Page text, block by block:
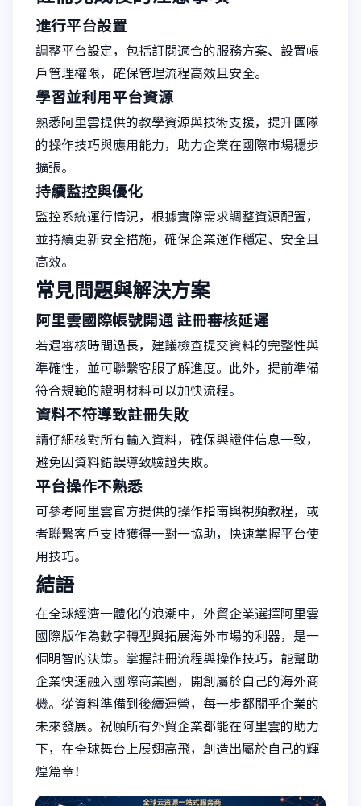
進行平台設置
調整平台設定，包括訂閱適合的服務方案、設置帳
戶管理權限，確保管理流程高效且安全。
學習並利用平台資源
熟悉阿里雲提供的教學資源與技術支援，提升團隊
的操作技巧與應用能力，助力企業在國際市場穩步
擴張。
持續監控與優化
監控系統運行情況，根據實際需求調整資源配置，
並持續更新安全措施，確保企業運作穩定、安全且
高效。
常見問題與解決方案
阿里雲國際帳號開通 註冊審核延遲
若遇審核時間過長，建議檢查提交資料的完整性與
準確性，並可聯繫客服了解進度。此外，提前準備
符合規範的證明材料可以加快流程。
資料不符導致註冊失敗
請仔細核對所有輸入資料，確保與證件信息一致，
避免因資料錯誤導致驗證失敗。
平台操作不熟悉
可參考阿里雲官方提供的操作指南與視頻教程，或
者聯繫客戶支持獲得一對一協助，快速掌握平台使
用技巧。
結語
在全球經濟一體化的浪潮中，外貿企業選擇阿里雲
國際版作為數字轉型與拓展海外市場的利器，是一
個明智的決策。掌握註冊流程與操作技巧，能幫助
企業快速融入國際商業圈，開創屬於自己的海外商
機。從資料準備到後續運營，每一步都關乎企業的
未來發展。祝願所有外貿企業都能在阿里雲的助力
下，在全球舞台上展翅高飛，創造出屬於自己的輝
煌篇章！